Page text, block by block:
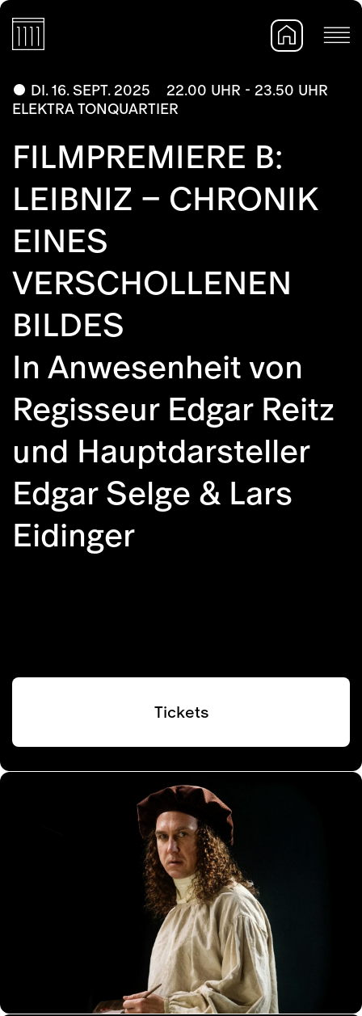
DI. 16. SEPT. 2025
22.00 UHR - 23.50 UHR
ELEKTRA TONQUARTIER
FILMPREMIERE B:
LEIBNIZ – CHRONIK
EINES
VERSCHOLLENEN
BILDES
In Anwesenheit von
Regisseur Edgar Reitz
und Hauptdarsteller
Edgar Selge & Lars
Eidinger
Tickets